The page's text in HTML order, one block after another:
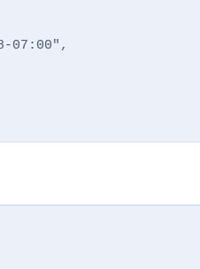
07:00",